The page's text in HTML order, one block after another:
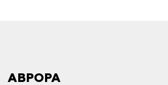
АВРОРА